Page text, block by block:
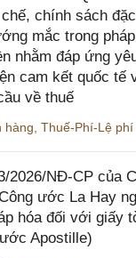
chính sách
mắc trong
nhằm đáp ứng
cam kết quốc tế
về thuế
hàng, Thuế-Phí-Lệ phí
2026/NĐ-CP của
ước La Hay
hóa đối với giấy
Apostille)